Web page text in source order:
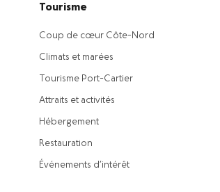
Tourisme
Coup de cœur Côte-Nord
Climats et marées
Tourisme Port-Cartier
Attraits et activités
Hébergement
Restauration
Événements d’intérêt